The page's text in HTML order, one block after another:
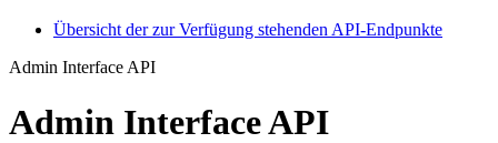
Übersicht der zur Verfügung stehenden API-Endpunkte
Admin Interface API
Admin Interface API